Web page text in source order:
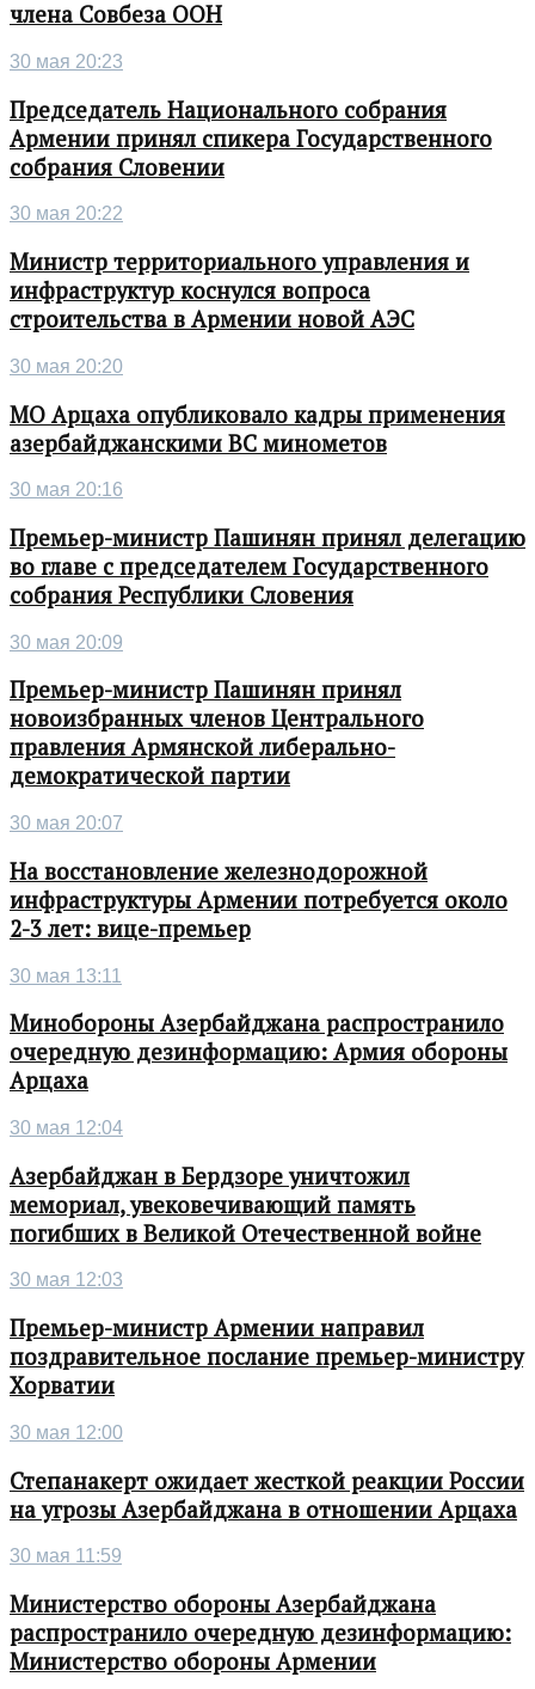
члена Совбеза ООН
30 мая 20:23
Председатель Национального собрания
Армении принял спикера Государственного
собрания Словении
30 мая 20:22
Министр территориального управления и
инфраструктур коснулся вопроса
строительства в Армении новой АЭС
30 мая 20:20
МО Арцаха опубликовало кадры применения
азербайджанскими ВС минометов
30 мая 20:16
Премьер-министр Пашинян принял делегацию
во главе с председателем Государственного
собрания Республики Словения
30 мая 20:09
Премьер-министр Пашинян принял
новоизбранных членов Центрального
правления Армянской либерально-
демократической партии
30 мая 20:07
На восстановление железнодорожной
инфраструктуры Армении потребуется около
2-3 лет: вице-премьер
30 мая 13:11
Минобороны Азербайджана распространило
очередную дезинформацию: Армия обороны
Арцаха
30 мая 12:04
Азербайджан в Бердзоре уничтожил
мемориал, увековечивающий память
погибших в Великой Отечественной войне
30 мая 12:03
Премьер-министр Армении направил
поздравительное послание премьер-министру
Хорватии
30 мая 12:00
Степанакерт ожидает жесткой реакции России
на угрозы Азербайджана в отношении Арцаха
30 мая 11:59
Министерство обороны Азербайджана
распространило очередную дезинформацию:
Министерство обороны Армении